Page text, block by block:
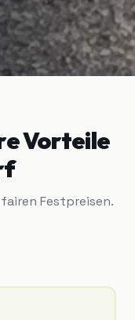
Vorteile
Festpreisen.